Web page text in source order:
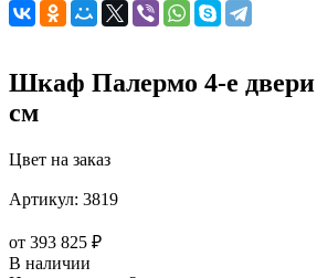
Шкаф Палермо 4-е двери
см
Цвет на заказ
Артикул: 3819
от 393 825 ₽
В наличии